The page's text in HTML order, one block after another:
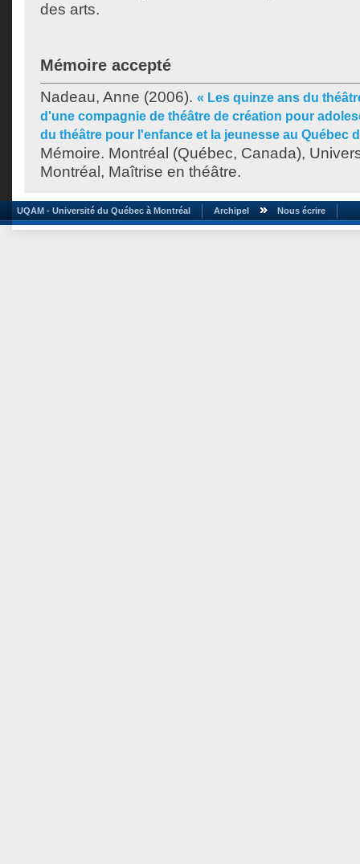
des arts.
Mémoire accepté
Nadeau, Anne (2006). « Les quinze ans du
d'une compagnie de théâtre de création pour
du théâtre pour l'enfance et la jeunesse au Québec
Mémoire. Montréal (Québec, Canada),
Montréal, Maîtrise en théâtre.
UQAM - Université du Québec à Montréal Archipel Nous écrire